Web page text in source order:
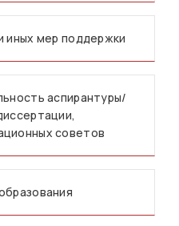
иных мер поддержки
аспирантуры/
советов